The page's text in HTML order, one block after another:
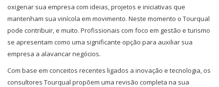
oxigenar sua empresa com ideias, projetos e iniciativas que
mantenham sua vinícola em movimento. Neste momento o Tourqual
pode contribuir, e muito. Profissionais com foco em gestão e turismo
se apresentam como uma significante opção para auxiliar sua
empresa a alavancar negócios.
Com base em conceitos recentes ligados a inovação e tecnologia, os
consultores Tourqual propõem uma revisão completa na sua